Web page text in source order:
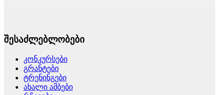
შესაძლებლობები
კონკურსები
გრანტები
ტრენინგები
ახალი ამბები